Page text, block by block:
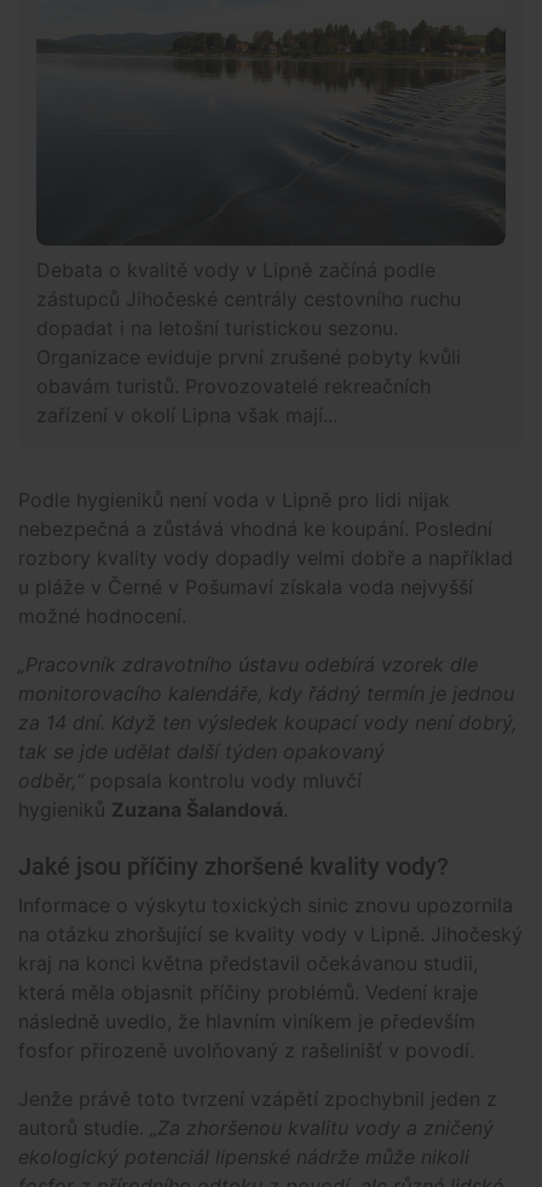
Debata o kvalitě vody v Lipně začíná podle
zástupců Jihočeské centrály cestovního ruchu
dopadat i na letošní turistickou sezonu.
Organizace eviduje první zrušené pobyty kvůli
obavám turistů. Provozovatelé rekreačních
zařízení v okolí Lipna však mají...
Podle hygieniků není voda v Lipně pro lidi nijak
nebezpečná a zůstává vhodná ke koupání. Poslední
rozbory kvality vody dopadly velmi dobře a například
u pláže v Černé v Pošumaví získala voda nejvyšší
možné hodnocení.
„Pracovník zdravotního ústavu odebírá vzorek dle
monitorovacího kalendáře, kdy řádný termín je jednou
za 14 dní. Když ten výsledek koupací vody není dobrý,
tak se jde udělat další týden opakovaný
odběr,“ popsala kontrolu vody mluvčí
hygieniků Zuzana Šalandová.
Jaké jsou příčiny zhoršené kvality vody?
Informace o výskytu toxických sinic znovu upozornila
na otázku zhoršující se kvality vody v Lipně. Jihočeský
kraj na konci května představil očekávanou studii,
která měla objasnit příčiny problémů. Vedení kraje
následně uvedlo, že hlavním viníkem je především
fosfor přirozeně uvolňovaný z rašelinišť v povodí.
Jenže právě toto tvrzení vzápětí zpochybnil jeden z
autorů studie.
„Za zhoršenou kvalitu vody a zničený
ekologický potenciál lipenské nádrže může nikoli